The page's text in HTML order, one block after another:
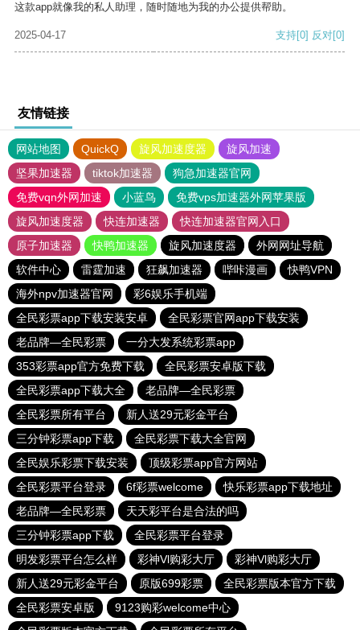
这款app就像我的私人助理，随时随地为我的办公提供帮助。
2025-04-17 支持[0] 反对[0]
友情链接
网站地图 QuickQ 旋风加速度器
旋风加速
坚果加速器
tiktok加速器
狗急加速器官网
免费vqn外网加速
小蓝鸟
免费vps加速器外网苹果版
旋风加速度器
快连加速器
快连加速器官网入口
原子加速器
快鸭加速器 旋风加速度器
外网网址导航
软件中心
雷霆加速 狂飙加速器 哔咔漫画
快鸭VPN
海外npv加速器官网
彩6娱乐手机端
全民彩票app下载安装安卓
全民彩票官网app下载安装
老品牌—全民彩票
一分大发系统彩票app
353彩票app官方免费下载
全民彩票安卓版下载
全民彩票app下载大全
老品牌—全民彩票
全民彩票所有平台
新人送29元彩金平台
三分钟彩票app下载
全民彩票下载大全官网
全民娱乐彩票下载安装
顶级彩票app官方网站
全民彩票平台登录
6f彩票welcome
快乐彩票app下载地址
老品牌—全民彩票
天天彩平台是合法的吗
三分钟彩票app下载
全民彩票平台登录
明发彩票平台怎么样
彩神Vl购彩大厅
彩神Vl购彩大厅
新人送29元彩金平台
原版699彩票
全民彩票版本官方下载
全民彩票安卓版
9123购彩welcome中心